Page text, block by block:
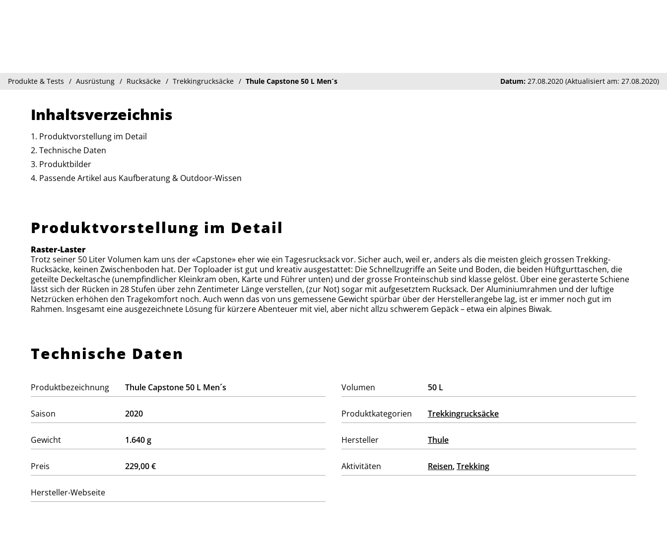
Produkte & Tests Ausrüstung Rucksäcke Trekkingrucksäcke Thule Capstone 50 L Men´s Datum: 27.08.2020 (Aktualisiert am: 27.08.2020)
Inhaltsverzeichnis
Produktvorstellung im Detail
Technische Daten
Produktbilder
Passende Artikel aus Kaufberatung & Outdoor-Wissen
Produktvorstellung im Detail
Raster-Laster
Trotz seiner 50 Liter Volumen kam uns der «Capstone» eher wie ein Tagesrucksack vor. Sicher auch, weil er, anders als die meisten gleich grossen Trekking-
Rucksäcke, keinen Zwischenboden hat. Der Toploader ist gut und kreativ ausgestattet: Die Schnellzugriffe an Seite und Boden, die beiden Hüftgurttaschen, die
geteilte Deckeltasche (unempfindlicher Kleinkram oben, Karte und Führer unten) und der grosse Fronteinschub sind klasse gelöst. Über eine gerasterte Schiene
lässt sich der Rücken in 28 Stufen über zehn Zentimeter Länge verstellen, (zur Not) sogar mit aufgesetztem Rucksack. Der Aluminiumrahmen und der luftige
Netzrücken erhöhen den Tragekomfort noch. Auch wenn das von uns gemessene Gewicht spürbar über der Herstellerangebe lag, ist er immer noch gut im
Rahmen. Insgesamt eine ausgezeichnete Lösung für kürzere Abenteuer mit viel, aber nicht allzu schwerem Gepäck – etwa ein alpines Biwak.
Technische Daten
Produktbezeichnung Thule Capstone 50 L Men´s
Saison 2020
Gewicht 1.640 g
Preis 229,00 €
Hersteller-Webseite
Volumen 50 L
Produktkategorien Trekkingrucksäcke
Hersteller Thule
Aktivitäten Reisen,Trekking